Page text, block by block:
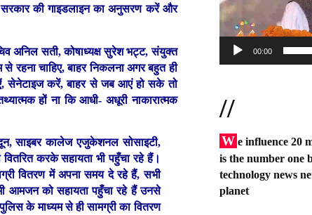
की गाइडलाइन का अनुसरण करें और
अनिल सती, कोषाध्यक्ष सुरेश भट्ट, संयुक्त
चाहिए, बाहर निकलना अगर बहुत ही
सेनेटाइज करें, बाहर से जब आएं हो सके तो
हों ना कि आधी- अधूरी नाकारात्मक
साइबर कालेज एजुकेशनल सोसाइटी,
करके सहायता भी पहुँचा रहे हैं।
वितरण में अपना समय दे रहे हैं, सभी
आमजन को सहायता पहुँचा रहे हैं उनसे
के माध्यम से ही सामग्री का वितरण
00:00
//
W e influence 20
is the number one
technology news
planet